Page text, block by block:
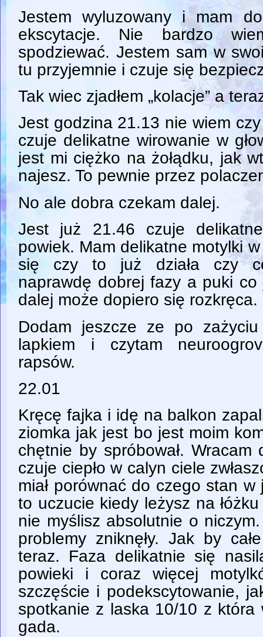
Jestem wyluzowany i mam
ekscytacje. Nie bardzo
spodziewać. Jestem sam w
tu przyjemnie i czuje się
Tak wiec zjadłem „kolacje” a
Jest godzina 21.13 nie wiem
czuje delikatne wirowanie w
jest mi ciężko na żołądku, jak
najesz. To pewnie przez
No ale dobra czekam dalej.
Jest już 21.46 czuje
powiek. Mam delikatne motylki
się czy to już działa czy
naprawdę dobrej fazy a puki co
dalej może dopiero się rozkręca.
Dodam jeszcze ze po
lapkiem i czytam
rapsów.
22.01
Kręcę fajka i idę na balkon
ziomka jak jest bo jest moim
chętnie by spróbował.
czuje ciepło w calyn ciele
miał porównać do czego stan w
to uczucie kiedy leżysz na
nie myślisz absolutnie o
problemy zniknęły. Jak by
teraz. Faza delikatnie się
powieki i coraz więcej
szczęście i podekscytowanie,
spotkanie z laska 10/10 z która
gada.